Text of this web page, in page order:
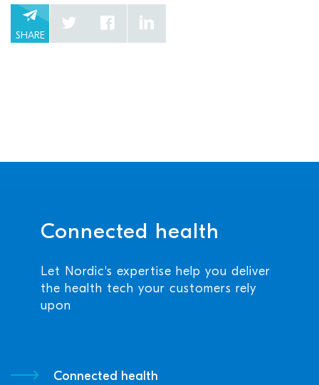
SHARE
Connected health
Let Nordic's expertise help you deliver
the health tech your customers rely
upon
Connected health